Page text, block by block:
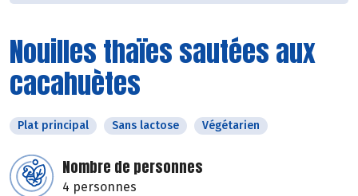
Nouilles thaïes sautées aux
cacahuètes
Plat principal Sans lactose Végétarien
Nombre de personnes
4 personnes